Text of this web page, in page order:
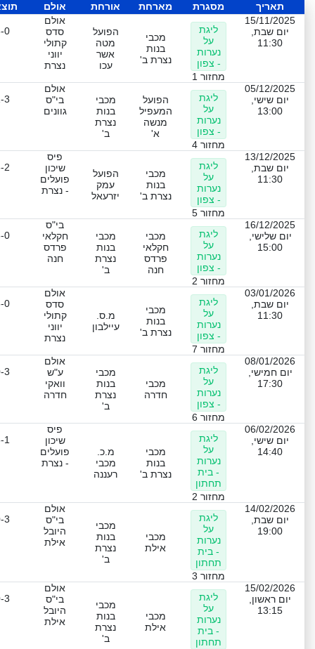
תאריך מסגרת מארחת אורחת אולם
15/11/2025
יום שבת,
11:30
ליגת
על
נערות
- צפון
מחזור 1
מכבי
בנות
נצרת ב'
הפועל
מטה
אשר
עכו
אולם
סדס
קתולי
יווני
נצרת
0
05/12/2025
יום שישי,
13:00
ליגת
על
נערות
- צפון
מחזור 4
הפועל
המעפיל
מנשה
א'
מכבי
בנות
נצרת
ב'
אולם
בי"ס
גוונים
3
13/12/2025
יום שבת,
11:30
ליגת
על
נערות
- צפון
מחזור 5
מכבי
בנות
נצרת ב'
הפועל
עמק
יזרעאל
פיס
שיכון
פועלים
- נצרת
2
16/12/2025
יום שלישי,
15:00
ליגת
על
נערות
- צפון
מחזור 2
מכבי
חקלאי
פרדס
חנה
מכבי
בנות
נצרת
ב'
בי"ס
חקלאי
פרדס
חנה
0
03/01/2026
יום שבת,
11:30
ליגת
על
נערות
- צפון
מחזור 7
מכבי
בנות
נצרת ב'
מ.ס.
עיילבון
אולם
סדס
קתולי
יווני
נצרת
0
08/01/2026
יום חמישי,
17:30
ליגת
על
נערות
- צפון
מחזור 6
מכבי
חדרה
מכבי
בנות
נצרת
ב'
אולם
ע"ש
וואקי
חדרה
3
06/02/2026
יום שישי,
14:40
ליגת
על
נערות
- בית
תחתון
מחזור 2
מכבי
בנות
נצרת ב'
מ.כ.
מכבי
רעננה
פיס
שיכון
פועלים
- נצרת
1
14/02/2026
יום שבת,
19:00
ליגת
על
נערות
- בית
תחתון
מחזור 3
מכבי
אילת
מכבי
בנות
נצרת
ב'
אולם
בי"ס
היובל
אילת
3
15/02/2026
יום ראשון,
13:15
ליגת
על
נערות
- בית
תחתון
מכבי
אילת
מכבי
בנות
נצרת
ב'
אולם
בי"ס
היובל
אילת
3